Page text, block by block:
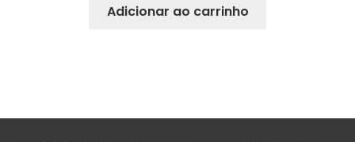
Adicionar ao carrinho